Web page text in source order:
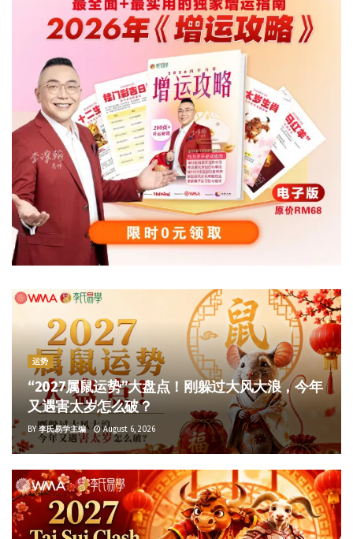
运势
“2027属鼠运势”大盘点！刚躲过大风大浪，今年
又遇害太岁怎么破？
BY 李氏易学主编 August 6, 2026